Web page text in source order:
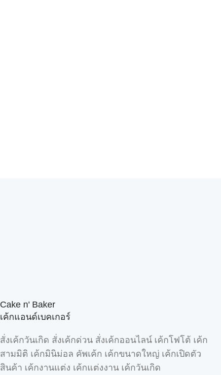
Cake n' Baker
เค้กแอนด์เบคเกอร์
สั่งเค้กวันเกิด สั่งเค้กด่วน สั่งเค้กออนไลน์ เค้กโฟโต้ เค้ก
สามมิติ เค้กมินิม่อล คัพเค้ก เค้กขนาดใหญ่ เค้กเปิดตัว
สินค้า เค้กงานแต่ง เค้กแต่งงาน เค้กวันเกิด